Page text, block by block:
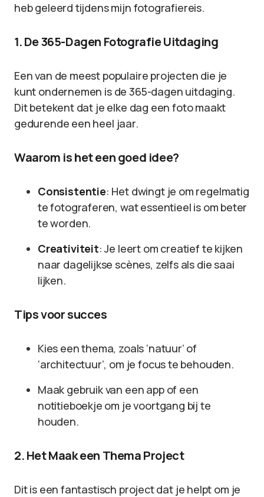
heb geleerd tijdens mijn fotografiereis.
1. De 365-Dagen Fotografie Uitdaging
Een van de meest populaire projecten die je
kunt ondernemen is de 365-dagen uitdaging.
Dit betekent dat je elke dag een foto maakt
gedurende een heel jaar.
Waarom is het een goed idee?
Consistentie: Het dwingt je om regelmatig
te fotograferen, wat essentieel is om beter
te worden.
Creativiteit: Je leert om creatief te kijken
naar dagelijkse scènes, zelfs als die saai
lijken.
Tips voor succes
Kies een thema, zoals ‘natuur’ of
‘architectuur’, om je focus te behouden.
Maak gebruik van een app of een
notitieboekje om je voortgang bij te
houden.
2. Het Maak een Thema Project
Dit is een fantastisch project dat je helpt om je